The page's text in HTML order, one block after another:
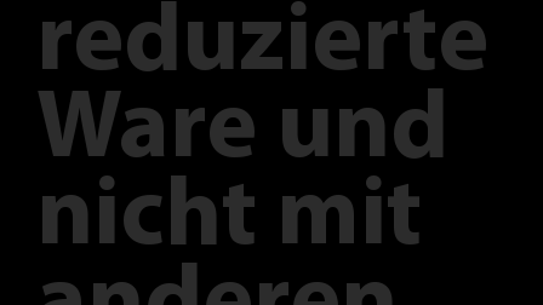
reduzierte
Ware und
nicht mit